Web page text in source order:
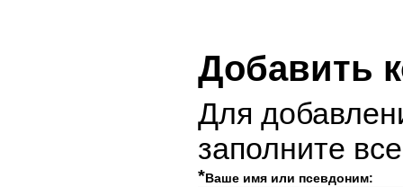
Добавить
Для
заполните
*Ваше имя или псевдоним: